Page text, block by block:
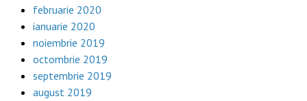
februarie 2020
ianuarie 2020
noiembrie 2019
octombrie 2019
septembrie 2019
august 2019